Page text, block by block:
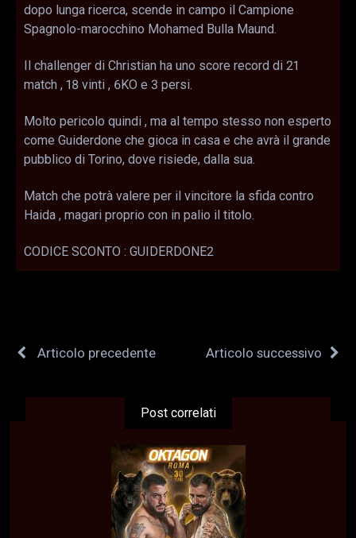
dopo lunga ricerca, scende in campo il Campione
Spagnolo-marocchino Mohamed Bulla Maund.
Il challenger di Christian ha uno score record di 21
match , 18 vinti , 6KO e 3 persi.
Molto pericolo quindi , ma al tempo stesso non esperto
come Guiderdone che gioca in casa e che avrà il grande
pubblico di Torino, dove risiede, dalla sua.
Match che potrà valere per il vincitore la sfida contro
Haida , magari proprio con in palio il titolo.
CODICE SCONTO : GUIDERDONE2
Articolo precedente Articolo successivo
Post correlati